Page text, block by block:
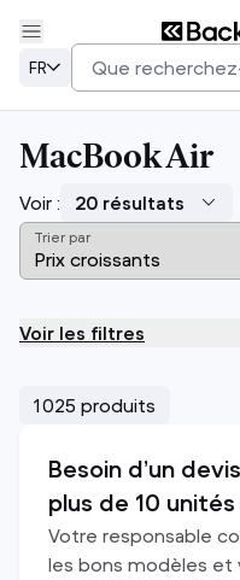
FR
MacBook Air
Voir :
Trier par
Voir les filtres
1 025 produits
Besoin d’un
plus de 10 unités
Votre responsable
les bons modèles et